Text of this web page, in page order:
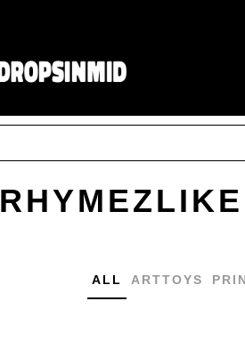
ALL ARTTOYS